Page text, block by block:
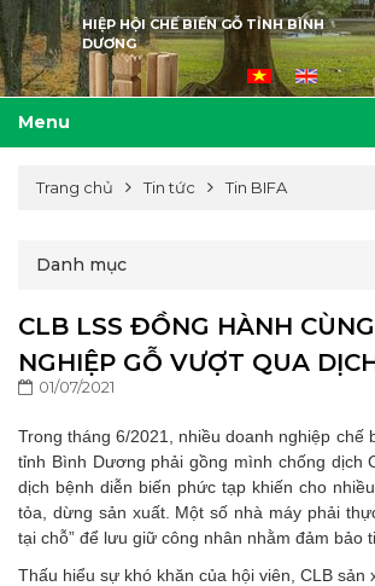
HIỆP HỘI CHẾ BIẾN GỖ TỈNH BÌNH
DƯƠNG
Menu
Trang chủ Tin tức Tin BIFA
Danh mục
CLB LSS ĐỒNG HÀNH
NGHIỆP GỖ VƯỢT QUA
01/07/2021
Trong tháng 6/2021, nhiều doanh nghiệp chế
tỉnh Bình Dương phải gồng mình chống dịch
dịch bệnh diễn biến phức tạp khiến cho
tỏa, dừng sản xuất. Một số nhà máy phải
tại chỗ” để lưu giữ công nhân nhằm đảm bảo
Thấu hiểu sự khó khăn của hội viên, CLB sản